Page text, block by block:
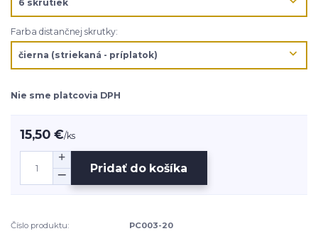
Farba distančnej skrutky:
Nie sme platcovia DPH
15,50 €/ks
Pridať do košíka
Číslo produktu: PC003-20